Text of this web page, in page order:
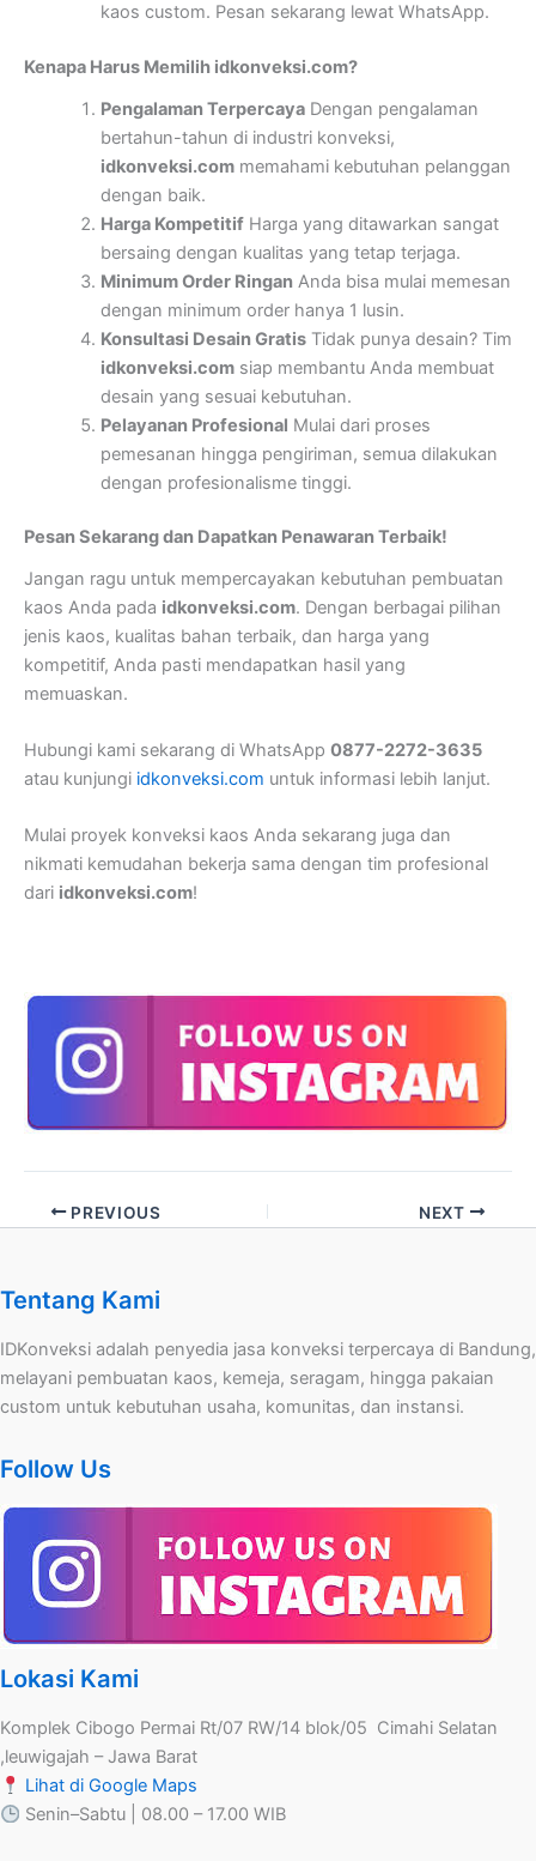
kaos custom. Pesan sekarang lewat WhatsApp.
Kenapa Harus Memilih idkonveksi.com?
Pengalaman TerpercayaDengan pengalaman
bertahun-tahun di industri konveksi,
idkonveksi.commemahami kebutuhan pelanggan
dengan baik.
Harga KompetitifHarga yang ditawarkan sangat
bersaing dengan kualitas yang tetap terjaga.
Minimum Order RinganAnda bisa mulai memesan
dengan minimum order hanya 1 lusin.
Konsultasi Desain GratisTidak punya desain? Tim
idkonveksi.comsiap membantu Anda membuat
desain yang sesuai kebutuhan.
Pelayanan Profesional Mulai dari proses
pemesanan hingga pengiriman, semua dilakukan
dengan profesionalisme tinggi.
Pesan Sekarang dan Dapatkan Penawaran Terbaik!
Jangan ragu untuk mempercayakan kebutuhan pembuatan
kaos Anda pada idkonveksi.com. Dengan berbagai pilihan
jenis kaos, kualitas bahan terbaik, dan harga yang
kompetitif, Anda pasti mendapatkan hasil yang
memuaskan.
Hubungi kami sekarang di WhatsApp 0877-2272-3635
atau kunjungi idkonveksi.com untuk informasi lebih lanjut.
Mulai proyek konveksi kaos Anda sekarang juga dan
nikmati kemudahan bekerja sama dengan tim profesional
dari idkonveksi.com!
PREVIOUS NEXT
Tentang Kami
IDKonveksi adalah penyedia jasa konveksi terpercaya di Bandung,
melayani pembuatan kaos, kemeja, seragam, hingga pakaian
custom untuk kebutuhan usaha, komunitas, dan instansi.
Follow Us
Lokasi Kami
Komplek Cibogo Permai Rt/07 RW/14 blok/05 Cimahi Selatan
,leuwigajah – Jawa Barat
Lihat di Google Maps
Senin–Sabtu | 08.00 – 17.00 WIB